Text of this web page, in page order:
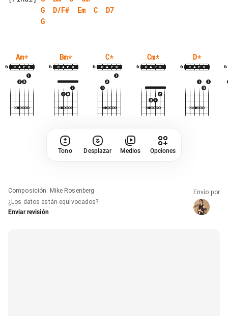
G
D/F# Em C
D7
G
Am*
6
Bm*
6
C*
6
Cm*
6
D*
6 6
Tono Desplazar Medios Opciones
Composición: Mike Rosenberg
¿Los datos están equivocados?
Enviar revisión
Envío por